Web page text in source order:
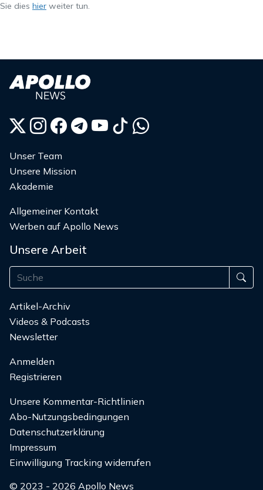
Sie dies hier weiter tun.
Unser Team
Unsere Mission
Akademie
Allgemeiner Kontakt
Werben auf Apollo News
Unsere Arbeit
Artikel-Archiv
Videos & Podcasts
Newsletter
Anmelden
Registrieren
Unsere Kommentar-Richtlinien
Abo-Nutzungsbedingungen
Datenschutzerklärung
Impressum
Einwilligung Tracking widerrufen
© 2023 - 2026 Apollo News